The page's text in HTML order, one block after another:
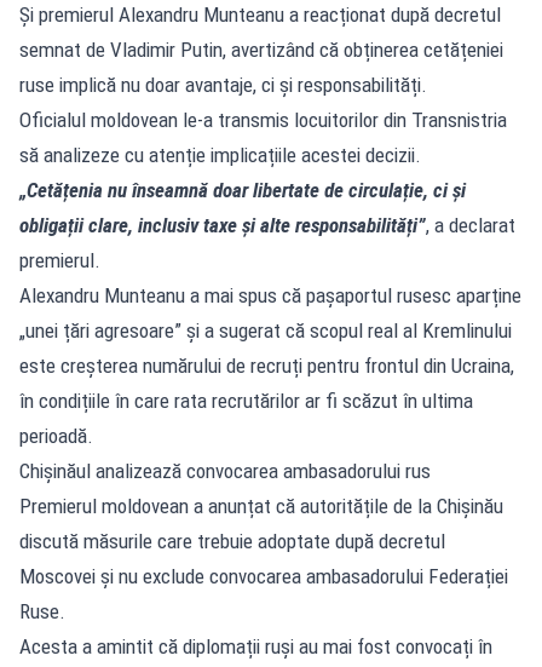
Și premierul Alexandru Munteanu a reacționat după decretul
semnat de Vladimir Putin, avertizând că obținerea cetățeniei
ruse implică nu doar avantaje, ci și responsabilități.
Oficialul moldovean le-a transmis locuitorilor din Transnistria
să analizeze cu atenție implicațiile acestei decizii.
„Cetățenia nu înseamnă doar libertate de circulație, ci și
obligații clare, inclusiv taxe și alte responsabilități”, a declarat
premierul.
Alexandru Munteanu a mai spus că pașaportul rusesc aparține
„unei țări agresoare” și a sugerat că scopul real al Kremlinului
este creșterea numărului de recruți pentru frontul din Ucraina,
în condițiile în care rata recrutărilor ar fi scăzut în ultima
perioadă.
Chișinăul analizează convocarea ambasadorului rus
Premierul moldovean a anunțat că autoritățile de la Chișinău
discută măsurile care trebuie adoptate după decretul
Moscovei și nu exclude convocarea ambasadorului Federației
Ruse.
Acesta a amintit că diplomații ruși au mai fost convocați în